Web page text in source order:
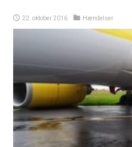
22. oktober 2016 Hændelser